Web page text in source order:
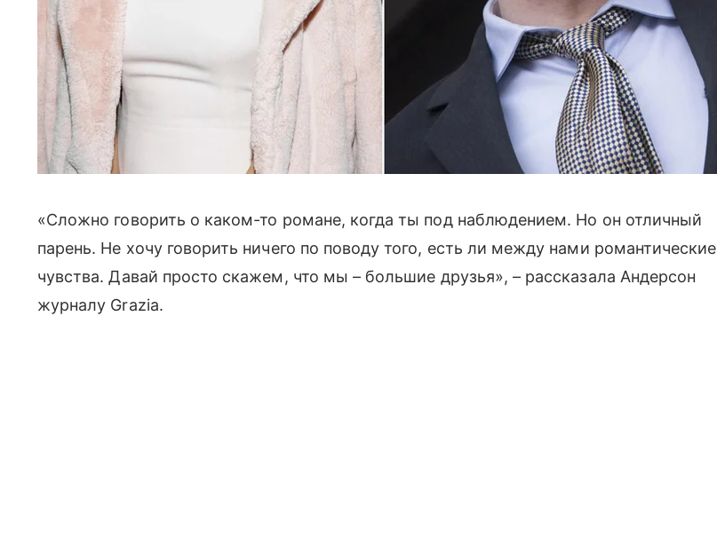
«Сложно говорить о каком-то романе, когда ты под наблюдением. Но он отличный
парень. Не хочу говорить ничего по поводу того, есть ли между нами романтические
чувства. Давай просто скажем, что мы – большие друзья», – рассказала Андерсон
журналу Grazia.